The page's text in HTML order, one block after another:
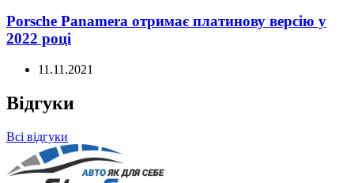
Porsche Panamera отримає платинову версію у
2022 році
11.11.2021
Відгуки
Всі відгуки